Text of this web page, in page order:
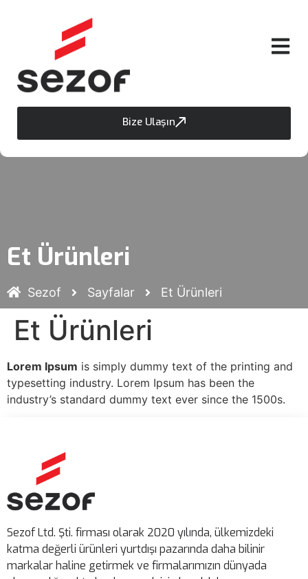
Bize Ulaşın
Et Ürünleri
Sezof Sayfalar Et Ürünleri
Et Ürünleri
Lorem Ipsum is simply dummy text of the printing and
typesetting industry. Lorem Ipsum has been the
industry’s standard dummy text ever since the 1500s.
Sezof Ltd. Şti. firması olarak 2020 yılında, ülkemizdeki
katma değerli ürünleri yurtdışı pazarında daha bilinir
markalar haline getirmek ve firmalarımızın dünyada